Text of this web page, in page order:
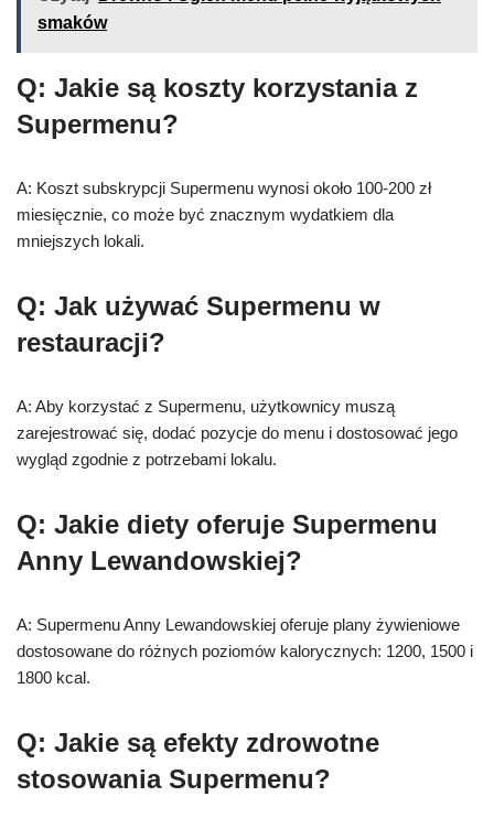
smaków
Q: Jakie są koszty korzystania z
Supermenu?
A: Koszt subskrypcji Supermenu wynosi około 100-200 zł
miesięcznie, co może być znacznym wydatkiem dla
mniejszych lokali.
Q: Jak używać Supermenu w
restauracji?
A: Aby korzystać z Supermenu, użytkownicy muszą
zarejestrować się, dodać pozycje do menu i dostosować jego
wygląd zgodnie z potrzebami lokalu.
Q: Jakie diety oferuje Supermenu
Anny Lewandowskiej?
A: Supermenu Anny Lewandowskiej oferuje plany żywieniowe
dostosowane do różnych poziomów kalorycznych: 1200, 1500 i
1800 kcal.
Q: Jakie są efekty zdrowotne
stosowania Supermenu?